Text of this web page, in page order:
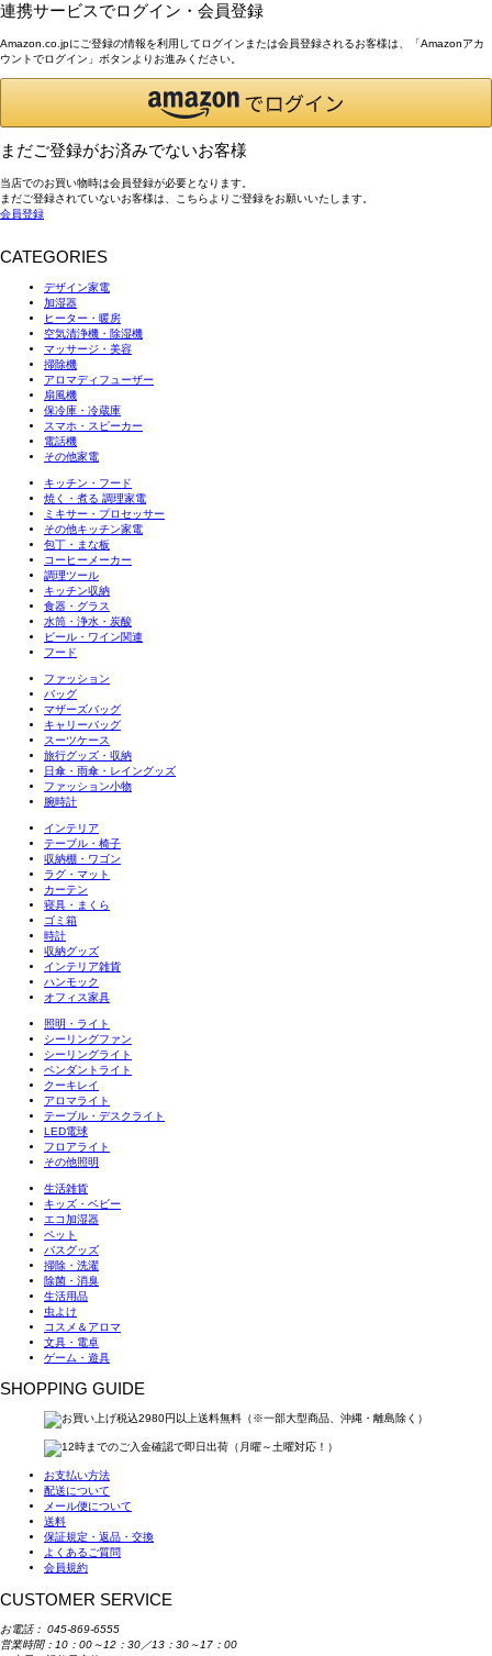
連携サービスでログイン・会員登録
Amazon.co.jpにご登録の情報を利用してログインまたは会員登録されるお客様は、「Amazonアカ
ウントでログイン」ボタンよりお進みください。
まだご登録がお済みでないお客様
当店でのお買い物時は会員登録が必要となります。
まだご登録されていないお客様は、こちらよりご登録をお願いいたします。
会員登録
CATEGORIES
デザイン家電
加湿器
ヒーター・暖房
空気清浄機・除湿機
マッサージ・美容
掃除機
アロマディフューザー
扇風機
保冷庫・冷蔵庫
スマホ・スピーカー
電話機
その他家電
キッチン・フード
焼く・煮る 調理家電
ミキサー・プロセッサー
その他キッチン家電
包丁・まな板
コーヒーメーカー
調理ツール
キッチン収納
食器・グラス
水筒・浄水・炭酸
ビール・ワイン関連
フード
ファッション
バッグ
マザーズバッグ
キャリーバッグ
スーツケース
旅行グッズ・収納
日傘・雨傘・レイングッズ
ファッション小物
腕時計
インテリア
テーブル・椅子
収納棚・ワゴン
ラグ・マット
カーテン
寝具・まくら
ゴミ箱
時計
収納グッズ
インテリア雑貨
ハンモック
オフィス家具
照明・ライト
シーリングファン
シーリングライト
ペンダントライト
クーキレイ
アロマライト
テーブル・デスクライト
LED電球
フロアライト
その他照明
生活雑貨
キッズ・ベビー
エコ加湿器
ペット
バスグッズ
掃除・洗濯
除菌・消臭
生活用品
虫よけ
コスメ＆アロマ
文具・電卓
ゲーム・遊具
SHOPPING GUIDE
お支払い方法
配送について
メール便について
送料
保証規定・返品・交換
よくあるご質問
会員規約
CUSTOMER SERVICE
お電話： 045-869-6555
営業時間：10：00～12：30／13：30～17：00